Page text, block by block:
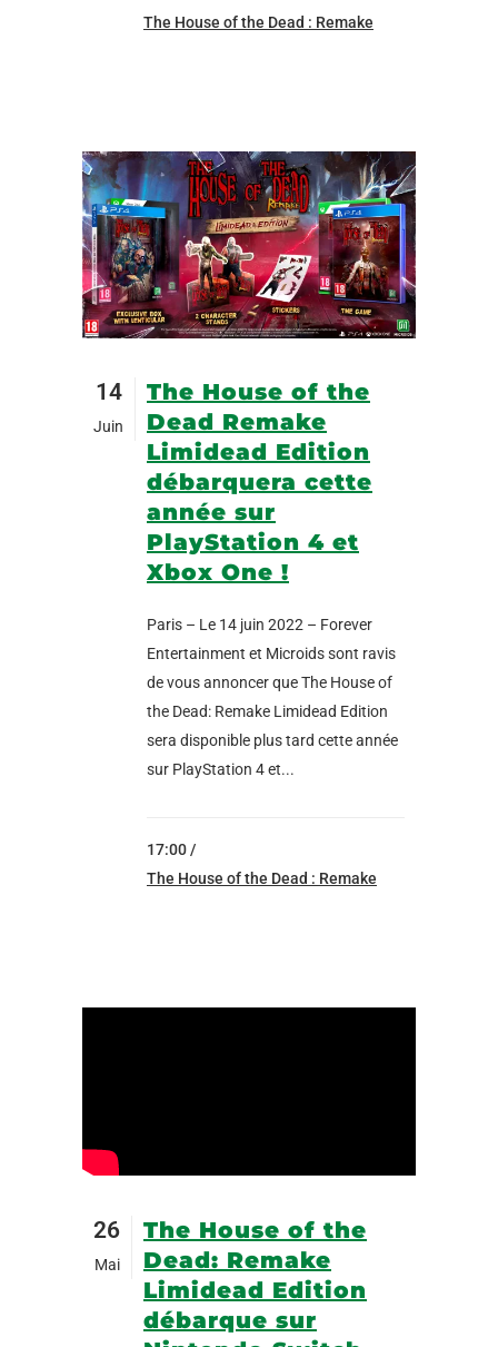
The House of the Dead : Remake
14
Juin
The House of the
Dead Remake
Limidead Edition
débarquera cette
année sur
PlayStation 4 et
Xbox One !
Paris – Le 14 juin 2022 – Forever
Entertainment et Microids sont ravis
de vous annoncer que The House of
the Dead: Remake Limidead Edition
sera disponible plus tard cette année
sur PlayStation 4 et...
17:00 /
The House of the Dead : Remake
26
Mai
The House of the
Dead: Remake
Limidead Edition
débarque sur